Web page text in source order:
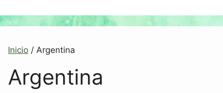
Inicio / Argentina
Argentina